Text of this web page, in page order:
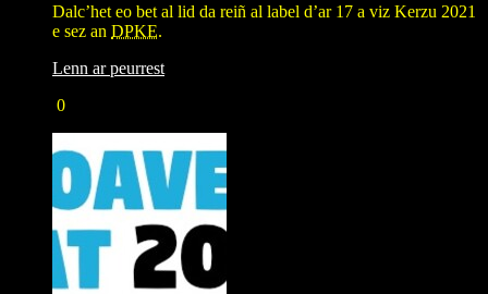
Dalc’het eo bet al lid da reiñ al label d’ar 17 a viz Kerzu 2021
e sez an DPKE.
Lenn ar peurrest
0